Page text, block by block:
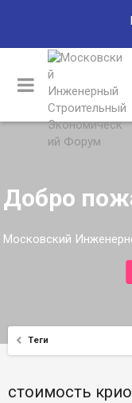
Добро
Московский
Теги
стоимость